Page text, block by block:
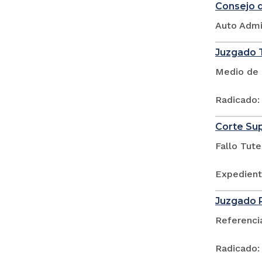
Consejo
Auto
Juzgado
Medio de
Corte
Fallo
Juzgado